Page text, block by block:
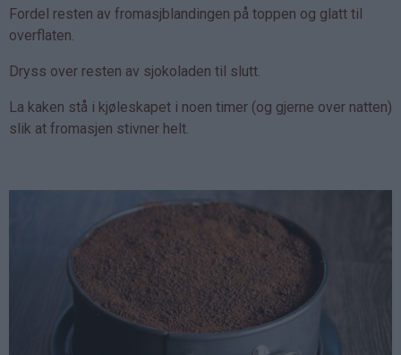
Fordel resten av fromasjblandingen på toppen og glatt til
overflaten.
Dryss over resten av sjokoladen til slutt.
La kaken stå i kjøleskapet i noen timer (og gjerne over natten)
slik at fromasjen stivner helt.